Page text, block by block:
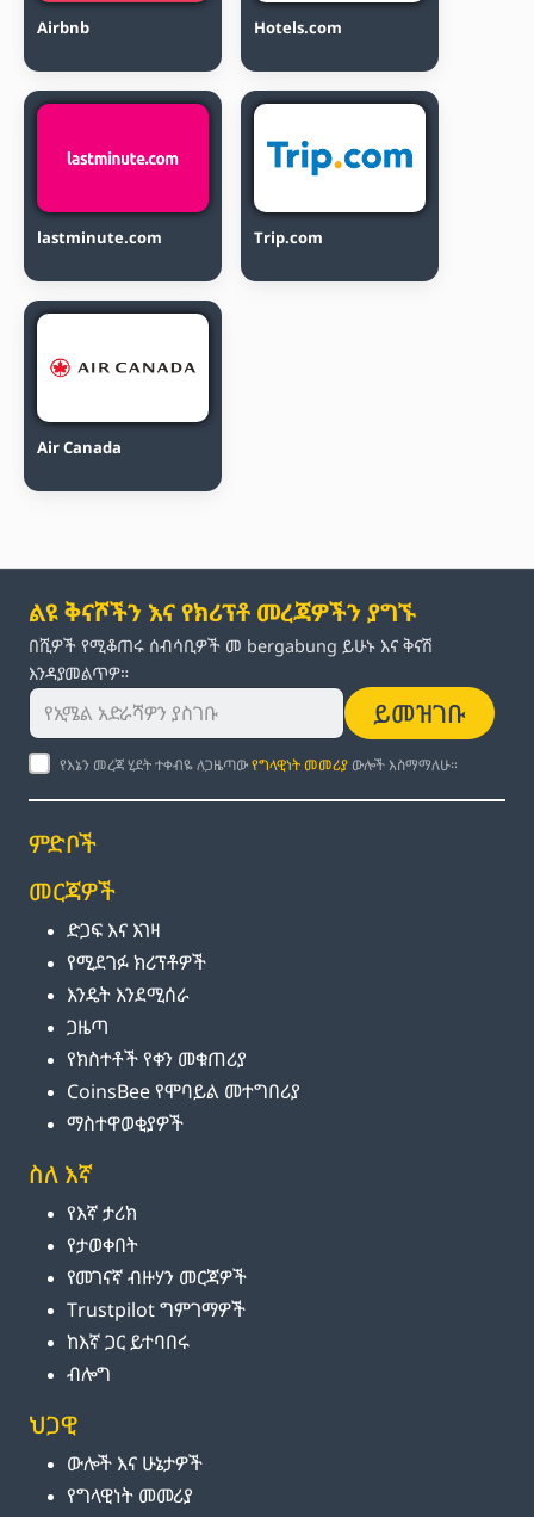
Airbnb Hotels.com
lastminute.com Trip.com
Air Canada
ልዩ ቅናሾችን እና የክሪፕቶ መረጃዎችን ያግኙ
በሺዎች የሚቆጠሩ ሰብሳቢዎች መ bergabung ይሁኑ እና ቅናሽ
እንዳያመልጥዎ።
ይመዝገቡ
የእኔን መረጃ ሂደት ተቀብዬ ለጋዜጣውየግላዊነት መመሪያ ውሎች እስማማለሁ።
ምድቦች
መርጃዎች
ድጋፍ እና እገዛ
የሚደገፉ ክሪፕቶዎች
እንዴት እንደሚሰራ
ጋዜጣ
የክስተቶች የቀን መቁጠሪያ
CoinsBee የሞባይል መተግበሪያ
ማስተዋወቂያዎች
ስለ እኛ
የእኛ ታሪክ
የታወቀበት
የመገናኛ ብዙሃን መርጃዎች
Trustpilot ግምገማዎች
ከእኛ ጋር ይተባበሩ
ብሎግ
ህጋዊ
ውሎች እና ሁኔታዎች
የግላዊነት መመሪያ